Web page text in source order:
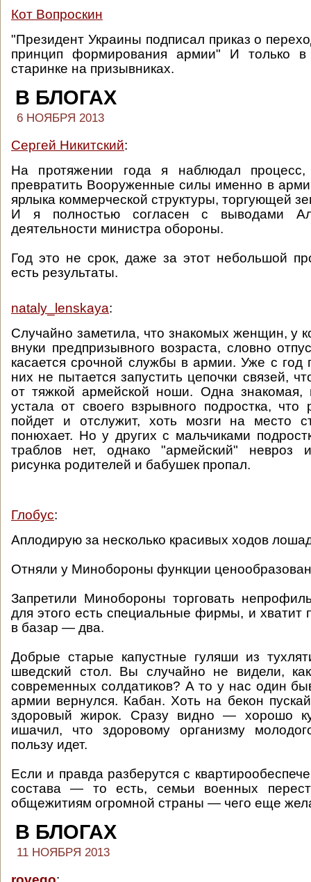
Кот Вопроскин
"Президент Украины подписал приказ о
принцип формирования армии" И только
старинке на призывниках.
В БЛОГАХ
6 НОЯБРЯ 2013
Сергей Никитский:
На протяжении года я наблюдал
превратить Вооруженные силы именно в
ярлыка коммерческой структуры, торгующей
И я полностью согласен с выводами
деятельности министра обороны.
Год это не срок, даже за этот небольшой
есть результаты.
nataly_lenskaya:
Случайно заметила, что знакомых женщин, у
внуки предпризывного возраста, словно
касается срочной службы в армии. Уже с год
них не пытается запустить цепочки связей,
от тяжкой армейской ноши. Одна знакомая,
устала от своего взрывного подростка, что
пойдет и отслужит, хоть мозги на место
понюхает. Но у других с мальчиками
траблов нет, однако "армейский" невроз
рисунка родителей и бабушек пропал.
Глобус:
Аплодирую за несколько красивых ходов
Отняли у Минобороны функции
Запретили Минобороны торговать
для этого есть специальные фирмы, и
в базар — два.
Добрые старые капустные гуляши из
шведский стол. Вы случайно не видели,
современных солдатиков? А то у нас один
армии вернулся. Кабан. Хоть на бекон
здоровый жирок. Сразу видно — хорошо
ишачил, что здоровому организму
пользу идет.
Если и правда разберутся с
состава — то есть, семьи военных
общежитиям огромной страны — чего еще
В БЛОГАХ
11 НОЯБРЯ 2013